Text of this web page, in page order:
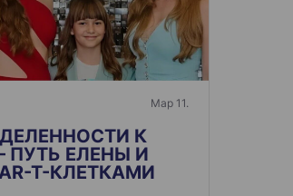
Мар 11.
К
ПУТЬ ЕЛЕНЫ И
T-КЛЕТКАМИ